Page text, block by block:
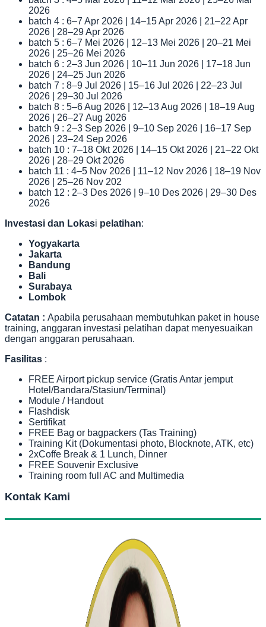
2026
batch 4 : 6–7 Apr 2026 | 14–15 Apr 2026 | 21–22 Apr
2026 | 28–29 Apr 2026
batch 5 : 6–7 Mei 2026 | 12–13 Mei 2026 | 20–21 Mei
2026 | 25–26 Mei 2026
batch 6 : 2–3 Jun 2026 | 10–11 Jun 2026 | 17–18 Jun
2026 | 24–25 Jun 2026
batch 7 : 8–9 Jul 2026 | 15–16 Jul 2026 | 22–23 Jul
2026 | 29–30 Jul 2026
batch 8 : 5–6 Aug 2026 | 12–13 Aug 2026 | 18–19 Aug
2026 | 26–27 Aug 2026
batch 9 : 2–3 Sep 2026 | 9–10 Sep 2026 | 16–17 Sep
2026 | 23–24 Sep 2026
batch 10 : 7–18 Okt 2026 | 14–15 Okt 2026 | 21–22 Okt
2026 | 28–29 Okt 2026
batch 11 : 4–5 Nov 2026 | 11–12 Nov 2026 | 18–19 Nov
2026 | 25–26 Nov 202
batch 12 : 2–3 Des 2026 | 9–10 Des 2026 | 29–30 Des
2026
Investasi dan Lokasi pelatihan:
Yogyakarta
Jakarta
Bandung
Bali
Surabaya
Lombok
Catatan : Apabila perusahaan membutuhkan paket in house
training, anggaran investasi pelatihan dapat menyesuaikan
dengan anggaran perusahaan.
Fasilitas :
FREE Airport pickup service (Gratis Antar jemput
Hotel/Bandara/Stasiun/Terminal)
Module / Handout
Flashdisk
Sertifikat
FREE Bag or bagpackers (Tas Training)
Training Kit (Dokumentasi photo, Blocknote, ATK, etc)
2xCoffe Break & 1 Lunch, Dinner
FREE Souvenir Exclusive
Training room full AC and Multimedia
Kontak Kami